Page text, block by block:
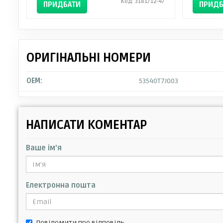
ПРИДБАТИ
ОРИГІНАЛЬНІ НОМЕРИ
OEM: 53540T7J003
НАПИСАТИ КОМЕНТАР
Ваше ім'я
Електронна пошта